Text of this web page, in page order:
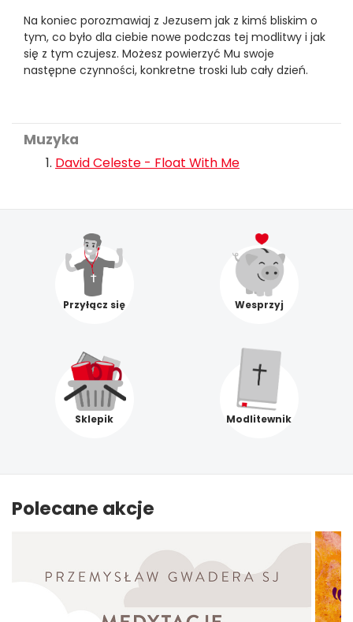
Na koniec porozmawiaj z Jezusem jak z kimś bliskim o
tym, co było dla ciebie nowe podczas tej modlitwy i jak
się z tym czujesz. Możesz powierzyć Mu swoje
następne czynności, konkretne troski lub cały dzień.
Muzyka
David Celeste - Float With Me
Przyłącz się Wesprzyj
Sklepik Modlitewnik
Polecane akcje